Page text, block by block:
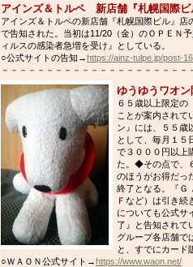
アインズ＆トルペ 新店舗『札幌国際ビ
アインズ＆トルペの新店舗『札幌国際ビル』
で告知された。当初は11/20（金）のＯＰＥＮ
ィルスの感染者急増を受け』としている。
○公式サイトの告知→https://ainz-tulpe.jp/post-
－－－－－－－－－－－－－－－－－－－－
ゆうゆうワオ
６５歳以上限定の
ことが案内され
ン』には、５５歳
として、毎月１５
で３０００円以上
た。◆その点で、
のほうがお得だっ
終了となる。『Ｇ
Ｆなど）は引き
についても公式サ
了』と告知されて
グループ各店舗で
と、すでにカード
○ＷＡＯＮ公式サイト→https://www.waon.net/